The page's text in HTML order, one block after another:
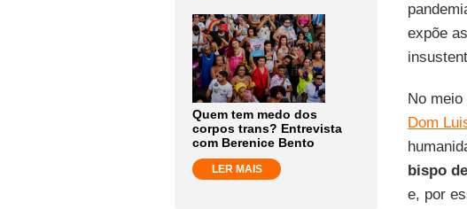
Quem tem medo dos
corpos trans? Entrevista
com Berenice Bento
LER MAIS
expõe
No meio
Dom
bispo
e, por